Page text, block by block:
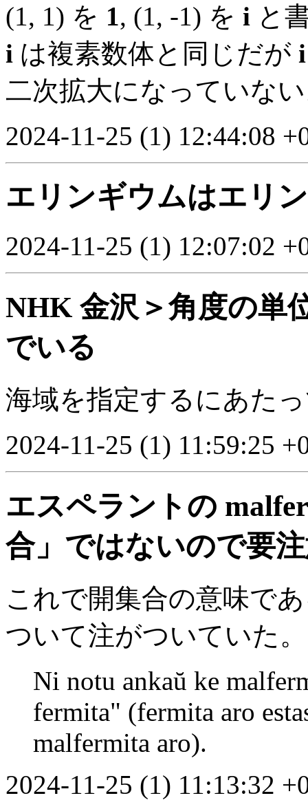
(1, 1) を 1 , (1, -1) を i と
i は複素数体と同じだが i
二次拡大になっていな
2024-11-25 (1) 12:44:08
エリンギウムはエリ
2024-11-25 (1) 12:07:02
NHK 金沢＞角度の単
でいる
海域を指定するにあた
2024-11-25 (1) 11:59:25
エスペラントの
合」ではないので要
これで開集合の意味で
ついて注がついていた。
Ni notu ankaŭ ke
fermita" (fermita aro
malfermita aro).
2024-11-25 (1) 11:13:32